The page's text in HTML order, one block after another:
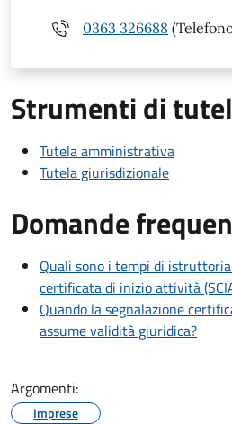
0363 326688
Strumenti di
Tutela amministrativa
Tutela giurisdizionale
Domande
Quali sono i tempi di
certificata di inizio attività
Quando la segnalazione
assume validità giuridica?
Argomenti:
Imprese